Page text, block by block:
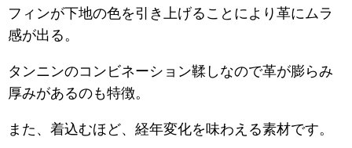
フィンが下地の色を引き上げることにより革にムラ
感が出る。
タンニンのコンビネーション鞣しなので革が膨らみ
厚みがあるのも特徴。
また、着込むほど、経年変化を味わえる素材です。